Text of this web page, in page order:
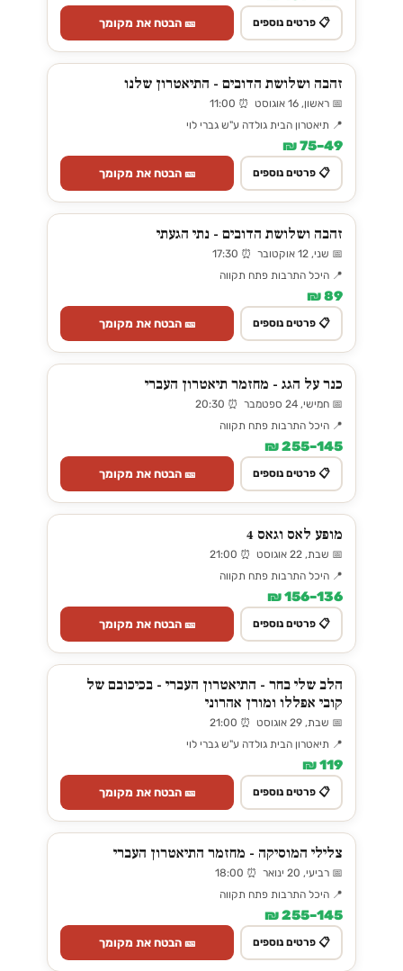
📋 פרטים נוספים 🎫 הבטח את מקומך
זהבה ושלושת הדובים - התיאטרון שלנו
📅 ראשון, 16 אוגוסט ⏰ 11:00
📍 תיאטרון הבית גולדה ע"ש גברי לוי
49–75 ₪
📋 פרטים נוספים 🎫 הבטח את מקומך
זהבה ושלושת הדובים - נתי הגעתי
📅 שני, 12 אוקטובר ⏰ 17:30
📍 היכל התרבות פתח תקווה
89 ₪
📋 פרטים נוספים 🎫 הבטח את מקומך
כנר על הגג - מחזמר תיאטרון העברי
📅 חמישי, 24 ספטמבר ⏰ 20:30
📍 היכל התרבות פתח תקווה
145–255 ₪
📋 פרטים נוספים 🎫 הבטח את מקומך
מופע לאס וגאס 4
📅 שבת, 22 אוגוסט ⏰ 21:00
📍 היכל התרבות פתח תקווה
136–156 ₪
📋 פרטים נוספים 🎫 הבטח את מקומך
הלב שלי בחר - התיאטרון העברי - בכיכובם של
קובי אפללו ומורן אהרוני
📅 שבת, 29 אוגוסט ⏰ 21:00
📍 תיאטרון הבית גולדה ע"ש גברי לוי
119 ₪
📋 פרטים נוספים 🎫 הבטח את מקומך
צלילי המוסיקה - מחזמר התיאטרון העברי
📅 רביעי, 20 ינואר ⏰ 18:00
📍 היכל התרבות פתח תקווה
145–255 ₪
📋 פרטים נוספים 🎫 הבטח את מקומך